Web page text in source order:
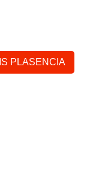
PLASENCIA